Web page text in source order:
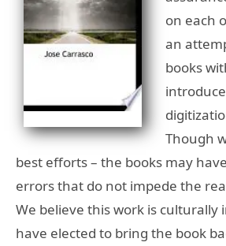
on each
an
books
Though
best efforts – the books may
errors that do not impede the
We believe this work is culturally
have elected to bring the book